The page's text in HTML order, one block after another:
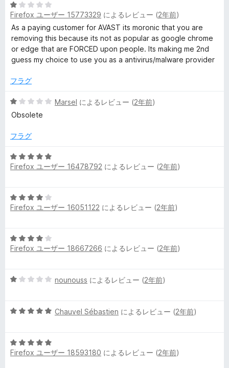
1
の
評
価
5
段
階
中
1
の
価
Firefox ユーザー 15773329 によるレビュー (2年前)
As a paying customer for AVAST its moronic that you are
removing this because its not as popular as google chrome
or edge that are FORCED upon people. Its making me 2nd
guess my choice to use you as a antivirus/malware provider
フラグ
5
段
中
の
評
Marsel によるレビュー (2年前)
Obsolete
フラグ
5
段
5
の
Firefox ユーザー 16478792 によるレビュー (2年前)
5
段
4
の
Firefox ユーザー 16051122 によるレビュー (2年前)
5
段
4
価
Firefox ユーザー 18667266 によるレビュー (2年前)
5
中
評
価
nounouss によるレビュー (2年前)
5
中
5
Chauvel Sébastien によるレビュー (2年前)
5
段
Firefox ユーザー 18593180 によるレビュー (2年前)